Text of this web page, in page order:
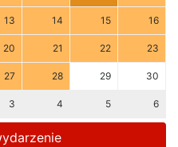
13 14 15 16
20 21 22 23
27 28 29 30
3 4 5 6